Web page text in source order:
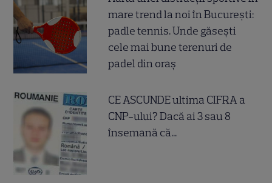
mare trend la noi în București:
padle tennis. Unde găsești
cele mai bune terenuri de
padel din oraș
CE ASCUNDE ultima CIFRA a
CNP-ului? Dacă ai 3 sau 8
însemană că...